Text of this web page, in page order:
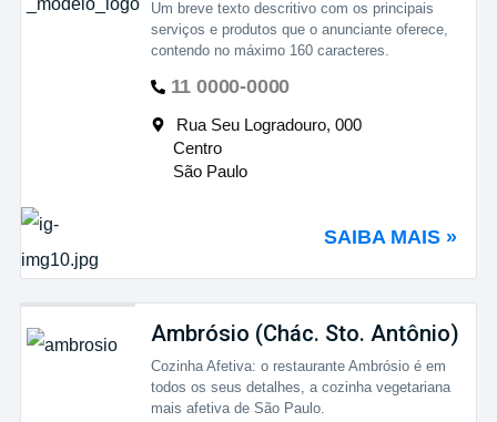
Um breve texto descritivo com os principais
serviços e produtos que o anunciante oferece,
contendo no máximo 160 caracteres.
11 0000-0000
Rua Seu Logradouro, 000
Centro
São Paulo
SAIBA MAIS »
Ambrósio (Chác. Sto. Antônio)
Cozinha Afetiva: o restaurante Ambrósio é em
todos os seus detalhes, a cozinha vegetariana
mais afetiva de São Paulo.